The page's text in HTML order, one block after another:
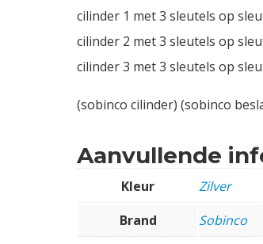
cilinder 1 met 3 sleutels op
cilinder 2 met 3 sleutels op
cilinder 3 met 3 sleutels op
(sobinco cilinder) (sobinco
Aanvullende
Kleur
Zilver
Brand
Sobinco